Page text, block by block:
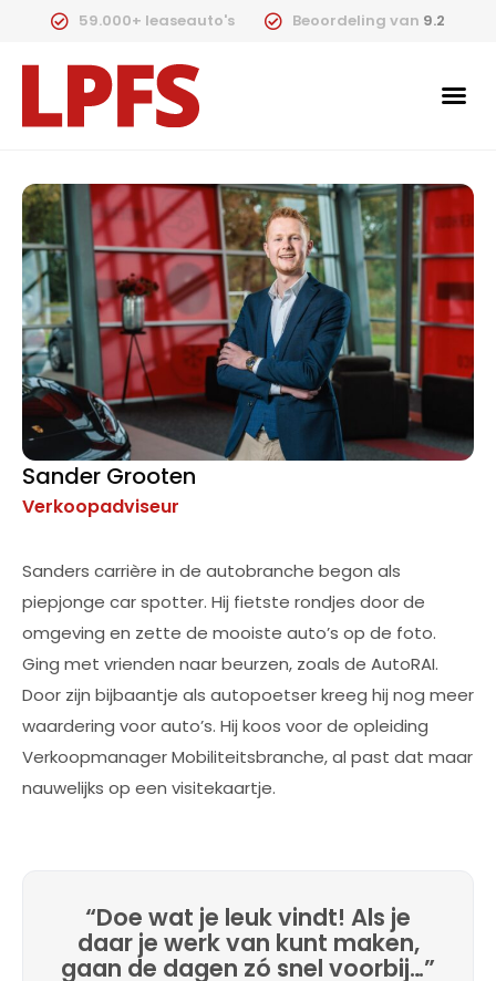
59.000+ leaseauto's Beoordeling van 9.2
Sander Grooten
Verkoopadviseur
Sanders carrière in de autobranche begon als
piepjonge car spotter. Hij fietste rondjes door de
omgeving en zette de mooiste auto’s op de foto.
Ging met vrienden naar beurzen, zoals de AutoRAI.
Door zijn bijbaantje als autopoetser kreeg hij nog meer
waardering voor auto’s. Hij koos voor de opleiding
Verkoopmanager Mobiliteitsbranche, al past dat maar
nauwelijks op een visitekaartje.
“Doe wat je leuk vindt! Als je
daar je werk van kunt maken,
gaan de dagen zó snel voorbij…”